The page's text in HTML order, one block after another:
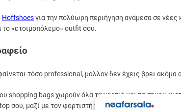
Hoffshoesγια την πολύωρη περιήγηση ανάμεσα σε νέες
το «ετοιμοπόλεμο» outfit σου.
τόσο professional, μάλλον δεν έχεις βρει ακόμα
shopping bags χωρούν όλα τα χαρτιά και τα
σου, μαζί με τον φορτιστή του.